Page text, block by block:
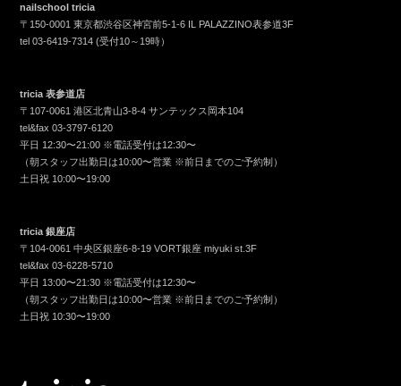
nailschool tricia
〒150-0001 東京都渋谷区神宮前5-1-6 IL PALAZZINO表参道3F
tel03-6419-7314 (受付10～19時）
tricia 表参道店
〒107-0061 港区北青山3-8-4 サンテックス岡本104
tel&fax03-3797-6120
平日 12:30〜21:00 ※電話受付は12:30〜
（朝スタッフ出勤日は10:00〜営業 ※前日までのご予約制）
土日祝 10:00〜19:00
tricia 銀座店
〒104-0061 中央区銀座6-8-19 VORT銀座 miyuki st.3F
tel&fax03-6228-5710
平日 13:00〜21:30 ※電話受付は12:30〜
（朝スタッフ出勤日は10:00〜営業 ※前日までのご予約制）
土日祝 10:30〜19:00